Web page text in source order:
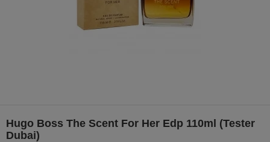
Hugo Boss The Scent For Her Edp 110ml (Tester
Dubai)